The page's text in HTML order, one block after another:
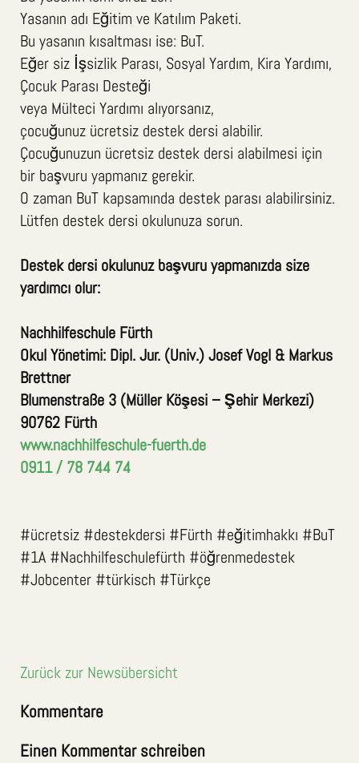
Yasanın adı Eğitim ve Katılım Paketi.
Bu yasanın kısaltması ise: BuT.
Eğer siz İşsizlik Parası, Sosyal Yardım, Kira Yardımı,
Çocuk Parası Desteği
veya Mülteci Yardımı alıyorsanız,
çocuğunuz ücretsiz destek dersi alabilir.
Çocuğunuzun ücretsiz destek dersi alabilmesi için
bir başvuru yapmanız gerekir.
O zaman BuT kapsamında destek parası alabilirsiniz.
Lütfen destek dersi okulunuza sorun.
Destek dersi okulunuz başvuru yapmanızda size
yardımcı olur:
Nachhilfeschule Fürth
Okul Yönetimi: Dipl. Jur. (Univ.) Josef Vogl & Markus
Brettner
Blumenstraße 3 (Müller Köşesi – Şehir Merkezi)
90762 Fürth
www.nachhilfeschule-fuerth.de
0911 / 78 744 74
#ücretsiz #destekdersi #Fürth #eğitimhakkı #BuT
#1A #Nachhilfeschulefürth #öğrenmedestek
#Jobcenter #türkisch #Türkçe
Zurück zur Newsübersicht
Kommentare
Einen Kommentar schreiben